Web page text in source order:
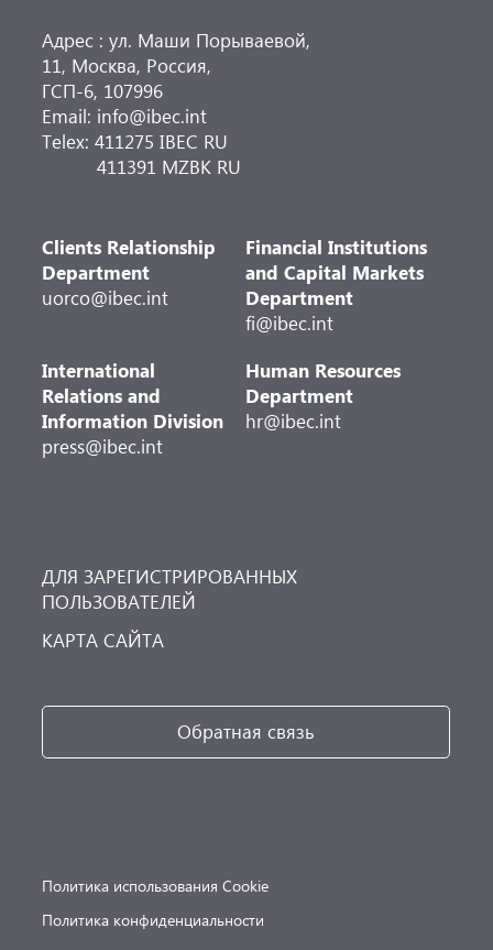
Адрес : ул. Маши Порываевой,
11, Москва, Россия,
ГСП-6, 107996
Email: info@ibec.int
Telex: 411275 IBEC RU
411391 MZBK RU
Clients Relationship
Department
uorco@ibec.int
Financial Institutions
and Capital Markets
Department
fi@ibec.int
International
Relations and
Information Division
press@ibec.int
Human Resources
Department
hr@ibec.int
ДЛЯ ЗАРЕГИСТРИРОВАННЫХ
ПОЛЬЗОВАТЕЛЕЙ
КАРТА САЙТА
Обратная связь
Политика использования Cookie
Политика конфиденциальности